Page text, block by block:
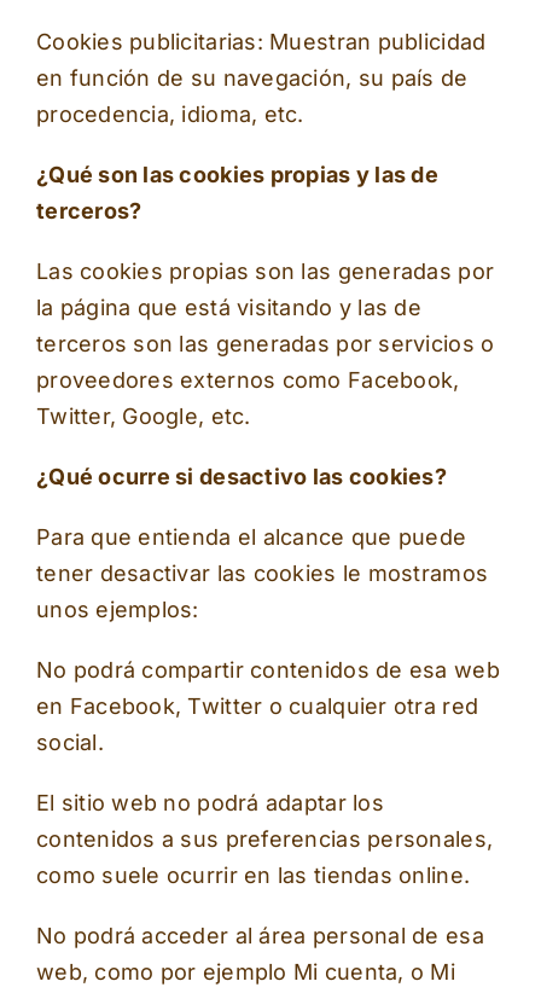
Cookies publicitarias: Muestran publicidad
en función de su navegación, su país de
procedencia, idioma, etc.
¿Qué son las cookies propias y las de
terceros?
Las cookies propias son las generadas por
la página que está visitando y las de
terceros son las generadas por servicios o
proveedores externos como Facebook,
Twitter, Google, etc.
¿Qué ocurre si desactivo las cookies?
Para que entienda el alcance que puede
tener desactivar las cookies le mostramos
unos ejemplos:
No podrá compartir contenidos de esa web
en Facebook, Twitter o cualquier otra red
social.
El sitio web no podrá adaptar los
contenidos a sus preferencias personales,
como suele ocurrir en las tiendas online.
No podrá acceder al área personal de esa
web, como por ejemplo Mi cuenta, o Mi